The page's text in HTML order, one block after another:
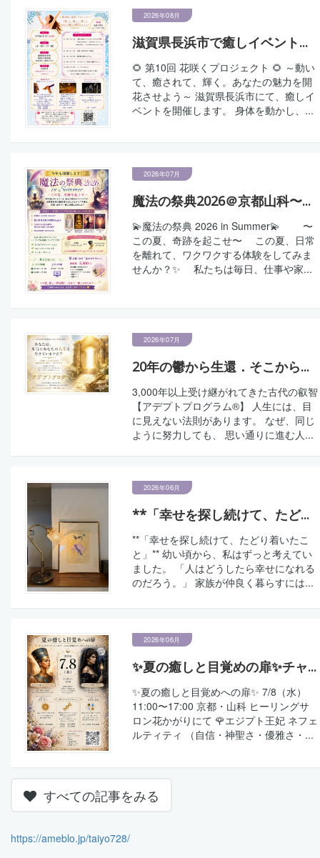
2026年08月
滋賀県長浜市で癒しイベント...
🌻 第10回 花咲くプロジェクト 🌻 ～動い
て、癒されて、輝く。あなたの魅力を開
花させよう～ 滋賀県長浜市にて、癒しイ
ベントを開催します。 身体を動かし、...
2026年07月
魔法の祭典2026＠京都山科〜...
💫魔法の祭典 2026 in Summer💫 〜
この夏、奇跡を起こせ〜 この夏、日常
を離れて、ワクワクする体験をしてみま
せんか？✨ 私たちは毎日、仕事や家...
2026年07月
20年の鬱から生還．そこから...
3,000年以上受け継がれてきた古代の叡智
【アデプトプログラム®】 人生には、目
に見えない法則があります。 なぜ、同じ
ように努力しても、 思い通りに進む人...
2026年06月
**「幸せを探し続けて、たど...
**「幸せを探し続けて、たどり着いたこ
と」** 幼い頃から、私はずっと考えてい
ました。 「人はどうしたら幸せになれる
のだろう。」 家族が仲良く暮らすには...
2026年06月
✨夏の癒しと目覚めの扉✨チャ...
✨夏の癒しと目覚めへの扉✨ 7/8（水）
11:00〜17:00 京都・山科 ヒーリングサ
ロン花かがりにて 🌹エジプト王妃 ネフェ
ルティティ （自信・神聖さ・優雅さ・...
すべての記事をみる
https://ameblo.jp/taiyo728/